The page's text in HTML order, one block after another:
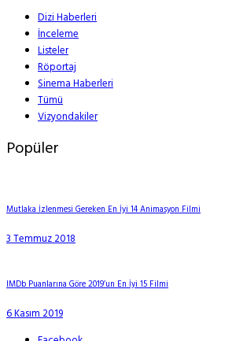
Dizi Haberleri
İnceleme
Listeler
Röportaj
Sinema Haberleri
Tümü
Vizyondakiler
Popüler
Mutlaka İzlenmesi Gereken En İyi 14 Animasyon Filmi
3 Temmuz 2018
IMDb Puanlarına Göre 2019’un En İyi 15 Filmi
6 Kasım 2019